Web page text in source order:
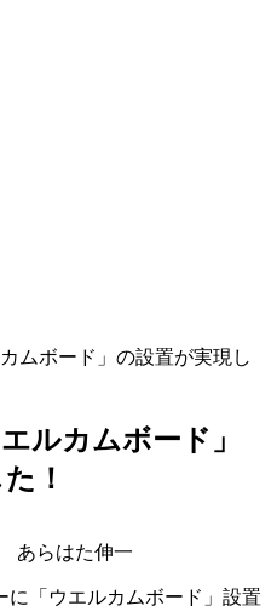
ムボード」の設置が実現し
ルカムボード」
！
あらはた伸一
「ウエルカムボード」設置